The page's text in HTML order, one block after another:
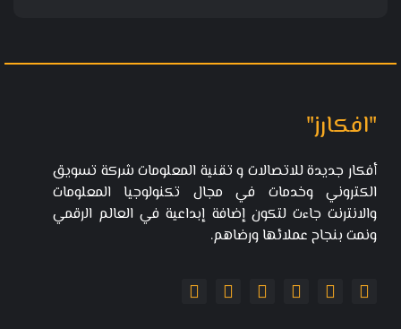
"افكارز"
أفكار جديدة للاتصالات و تقنية المعلومات شركة تسويق
الكتروني وخدمات في مجال تكنولوجيا المعلومات
والانترنت جاءت لتكون إضافة إبداعية في العالم الرقمي
ونمت بنجاح عملائها ورضاهم.